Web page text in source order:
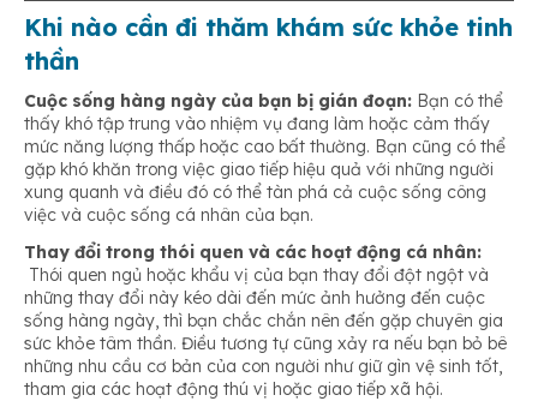
Khi nào cần đi thăm khám sức khỏe tinh
thần
Cuộc sống hàng ngày của bạn bị gián đoạn: Bạn có thể
thấy khó tập trung vào nhiệm vụ đang làm hoặc cảm thấy
mức năng lượng thấp hoặc cao bất thường. Bạn cũng có thể
gặp khó khăn trong việc giao tiếp hiệu quả với những người
xung quanh và điều đó có thể tàn phá cả cuộc sống công
việc và cuộc sống cá nhân của bạn.
Thay đổi trong thói quen và các hoạt động cá nhân:
Thói quen ngủ hoặc khẩu vị của bạn thay đổi đột ngột và
những thay đổi này kéo dài đến mức ảnh hưởng đến cuộc
sống hàng ngày, thì bạn chắc chắn nên đến gặp chuyên gia
sức khỏe tâm thần. Điều tương tự cũng xảy ra nếu bạn bỏ bê
những nhu cầu cơ bản của con người như giữ gìn vệ sinh tốt,
tham gia các hoạt động thú vị hoặc giao tiếp xã hội.